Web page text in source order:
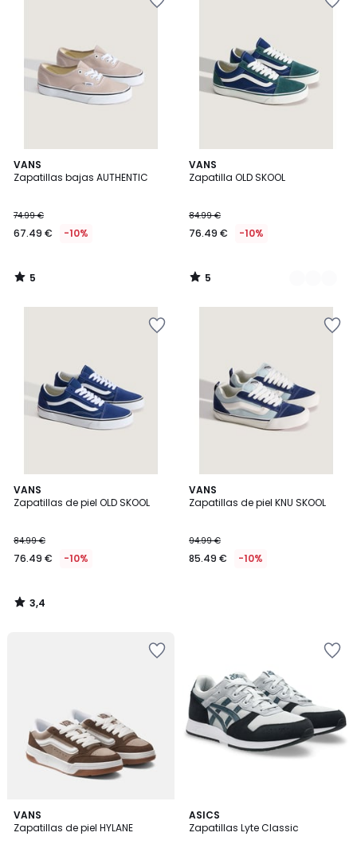
VANS
Zapatillas bajas AUTHENTIC
74.99 €
67.49 € -10%
5
/
5
/
VANS
Zapatilla OLD SKOOL
84.99 €
76.49 € -10%
5
/
2
Colores
5
/
VANS
Zapatillas de piel OLD SKOOL
84.99 €
76.49 € -10%
3,4
/ 5
3,4
/
VANS
Zapatillas de piel KNU SKOOL
94.99 €
85.49 € -10%
VANS
Zapatillas de piel HYLANE
4,5
/ 5
2
Colores
ASICS
Zapatillas Lyte Classic
4,8
/ 5
2
Colores